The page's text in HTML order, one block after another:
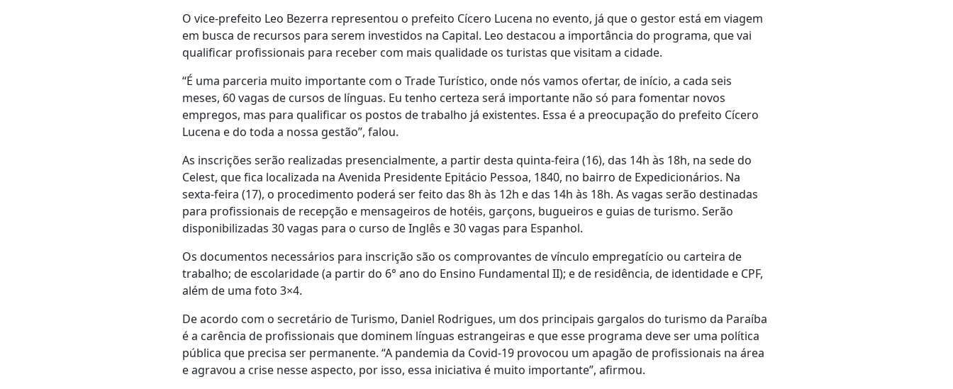
O vice-prefeito Leo Bezerra representou o prefeito Cícero Lucena no evento, já que o gestor está em viagem
em busca de recursos para serem investidos na Capital. Leo destacou a importância do programa, que vai
qualificar profissionais para receber com mais qualidade os turistas que visitam a cidade.
“É uma parceria muito importante com o Trade Turístico, onde nós vamos ofertar, de início, a cada seis
meses, 60 vagas de cursos de línguas. Eu tenho certeza será importante não só para fomentar novos
empregos, mas para qualificar os postos de trabalho já existentes. Essa é a preocupação do prefeito Cícero
Lucena e do toda a nossa gestão”, falou.
As inscrições serão realizadas presencialmente, a partir desta quinta-feira (16), das 14h às 18h, na sede do
Celest, que fica localizada na Avenida Presidente Epitácio Pessoa, 1840, no bairro de Expedicionários. Na
sexta-feira (17), o procedimento poderá ser feito das 8h às 12h e das 14h às 18h. As vagas serão destinadas
para profissionais de recepção e mensageiros de hotéis, garçons, bugueiros e guias de turismo. Serão
disponibilizadas 30 vagas para o curso de Inglês e 30 vagas para Espanhol.
Os documentos necessários para inscrição são os comprovantes de vínculo empregatício ou carteira de
trabalho; de escolaridade (a partir do 6° ano do Ensino Fundamental II); e de residência, de identidade e CPF,
além de uma foto 3×4.
De acordo com o secretário de Turismo, Daniel Rodrigues, um dos principais gargalos do turismo da Paraíba
é a carência de profissionais que dominem línguas estrangeiras e que esse programa deve ser uma política
pública que precisa ser permanente. “A pandemia da Covid-19 provocou um apagão de profissionais na área
e agravou a crise nesse aspecto, por isso, essa iniciativa é muito importante”, afirmou.